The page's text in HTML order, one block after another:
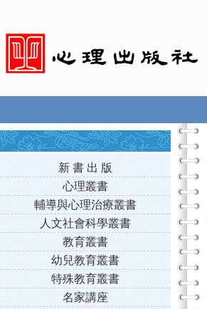
新 書 出 版
心理叢書
輔導與心理治療叢書
人文社會科學叢書
教育叢書
幼兒教育叢書
特殊教育叢書
名家講座